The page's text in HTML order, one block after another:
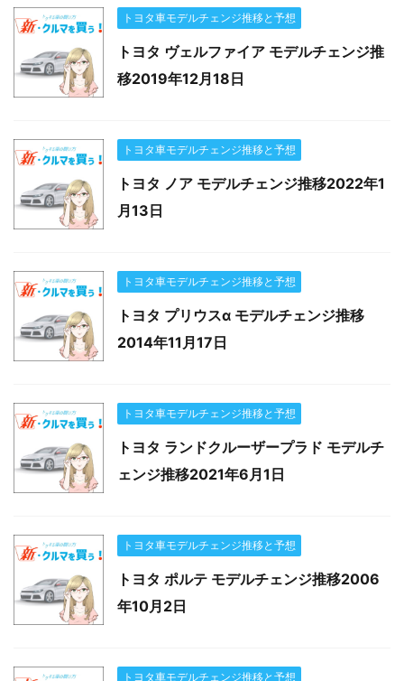
トヨタ車モデルチェンジ推移と予想
トヨタ ヴェルファイア モデルチェンジ推
移2019年12月18日
トヨタ車モデルチェンジ推移と予想
トヨタ ノア モデルチェンジ推移2022年1
月13日
トヨタ車モデルチェンジ推移と予想
トヨタ プリウスα モデルチェンジ推移
2014年11月17日
トヨタ車モデルチェンジ推移と予想
トヨタ ランドクルーザープラド モデルチ
ェンジ推移2021年6月1日
トヨタ車モデルチェンジ推移と予想
トヨタ ポルテ モデルチェンジ推移2006
年10月2日
トヨタ車モデルチェンジ推移と予想